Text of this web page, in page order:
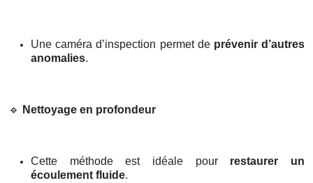
Une caméra d’inspection permet de prévenir d’autres
anomalies.
🔹 Nettoyage en profondeur
Cette méthode est idéale pour restaurer un
écoulement fluide.